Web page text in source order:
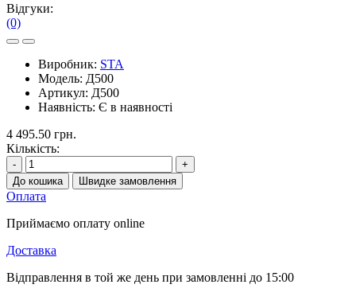
Відгуки:
(0)
Виробник: STA
Модель: Д500
Артикул: Д500
Наявність: Є в наявності
4 495.50 грн.
Кількість:
-
+
До кошика
Швидке замовлення
Оплата
Приймаємо оплату online
Доставка
Відправлення в той же день при замовленні до 15:00